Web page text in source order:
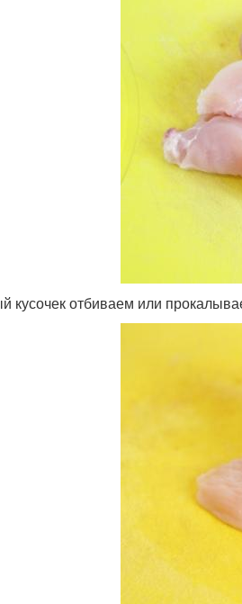
кусочек отбиваем или